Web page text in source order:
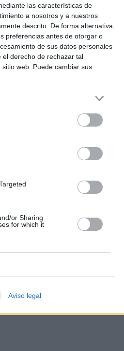
las características de
a nosotros y a nuestros
descrito. De forma alternativa,
preferencias antes de otorgar o
de sus datos personales
derecho de rechazar tal
web. Puede cambiar sus
or Sharing
for which it
Aviso legal